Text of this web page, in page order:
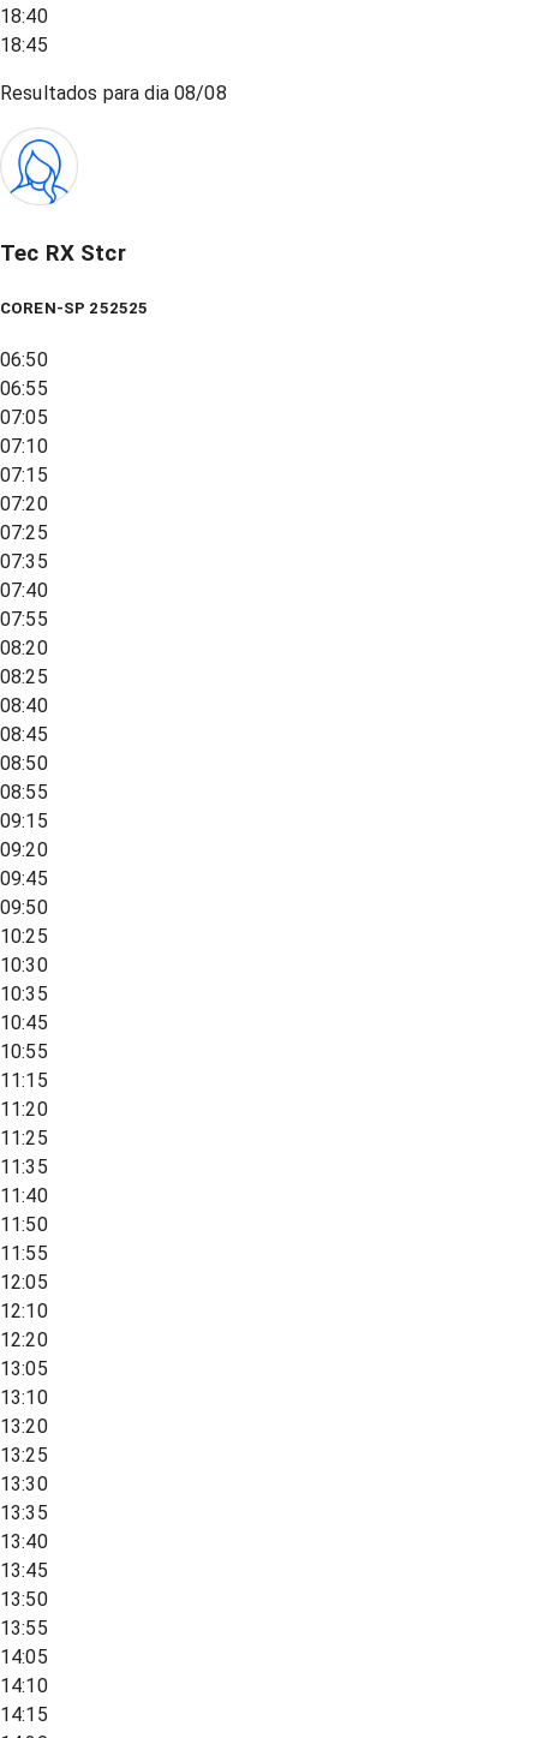
18:40
18:45
Resultados para dia08/08
Tec RX Stcr
COREN-SP 252525
06:50
06:55
07:05
07:10
07:15
07:20
07:25
07:35
07:40
07:55
08:20
08:25
08:40
08:45
08:50
08:55
09:15
09:20
09:45
09:50
10:25
10:30
10:35
10:45
10:55
11:15
11:20
11:25
11:35
11:40
11:50
11:55
12:05
12:10
12:20
13:05
13:10
13:20
13:25
13:30
13:35
13:40
13:45
13:50
13:55
14:05
14:10
14:15